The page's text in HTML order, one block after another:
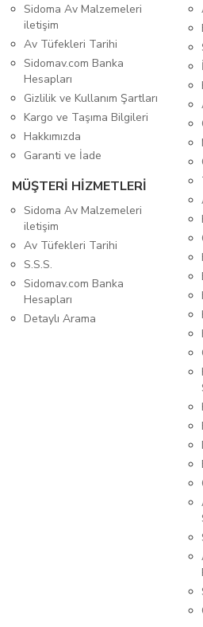
Sidoma Av Malzemeleri
iletişim
Av Tüfekleri Tarihi
Sidomav.com Banka
Hesapları
Gizlilik ve Kullanım Şartları
Kargo ve Taşıma Bilgileri
Hakkımızda
Garanti ve İade
MÜŞTERİ HİZMETLERİ
Sidoma Av Malzemeleri
iletişim
Av Tüfekleri Tarihi
S.S.S.
Sidomav.com Banka
Hesapları
Detaylı Arama